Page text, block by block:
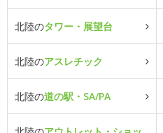
北陸のタワー・展望台
北陸のアスレチック
北陸の道の駅・SA/PA